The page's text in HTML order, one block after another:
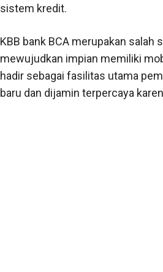
sistem kredit.
KBB bank BCA merupakan
mewujudkan impian memiliki
hadir sebagai fasilitas utama
baru dan dijamin terpercaya